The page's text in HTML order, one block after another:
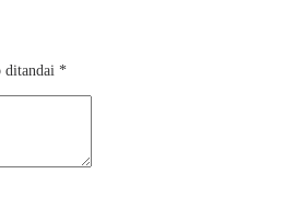
ditandai *